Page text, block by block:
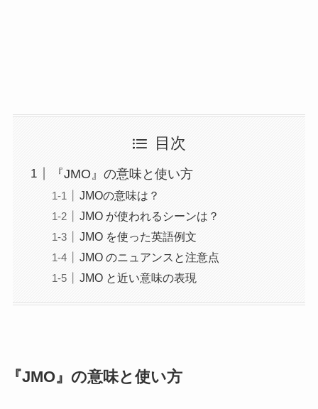
目次
『JMO』の意味と使い方
JMOの意味は？
JMO が使われるシーンは？
JMO を使った英語例文
JMO のニュアンスと注意点
JMO と近い意味の表現
『JMO』の意味と使い方